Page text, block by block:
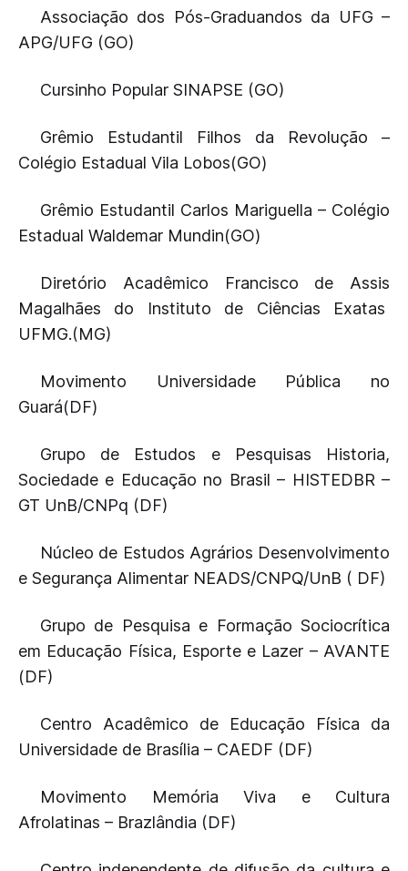
Associação dos Pós-Graduandos da UFG –
APG/UFG (GO)
Cursinho Popular SINAPSE (GO)
Grêmio Estudantil Filhos da Revolução –
Colégio Estadual Vila Lobos(GO)
Grêmio Estudantil Carlos Mariguella – Colégio
Estadual Waldemar Mundin(GO)
Diretório Acadêmico Francisco de Assis
Magalhães do Instituto de Ciências Exatas
UFMG.(MG)
Movimento Universidade Pública no
Guará(DF)
Grupo de Estudos e Pesquisas Historia,
Sociedade e Educação no Brasil – HISTEDBR –
GT UnB/CNPq (DF)
Núcleo de Estudos Agrários Desenvolvimento
e Segurança Alimentar NEADS/CNPQ/UnB ( DF)
Grupo de Pesquisa e Formação Sociocrítica
em Educação Física, Esporte e Lazer – AVANTE
(DF)
Centro Acadêmico de Educação Física da
Universidade de Brasília – CAEDF (DF)
Movimento Memória Viva e Cultura
Afrolatinas – Brazlândia (DF)